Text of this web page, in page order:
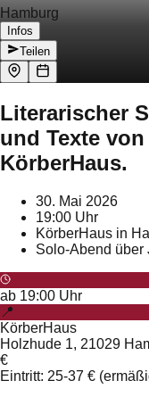
Hamburg
Infos
Teilen
Literarischer
und Texte
KörberHaus.
30. Mai 2026
19:00 Uhr
KörberHaus in
Solo-Abend über
ab 19:00 Uhr
📍
KörberHaus
Holzhude 1, 21029
€
Eintritt: 25-37 €